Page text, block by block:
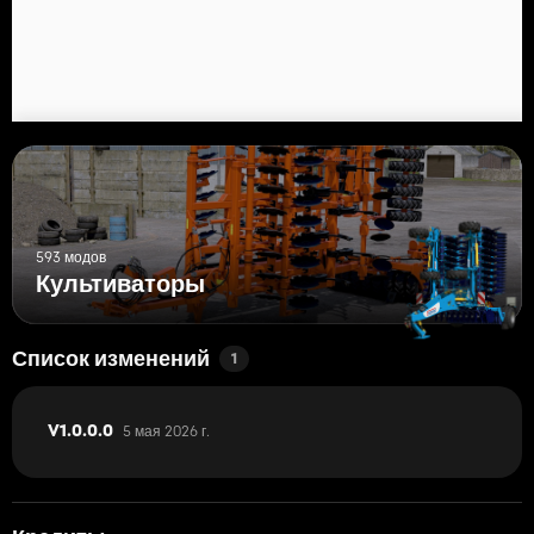
593 модов
Культиваторы
Список изменений 1
V1.0.0.0 5 мая 2026 г.